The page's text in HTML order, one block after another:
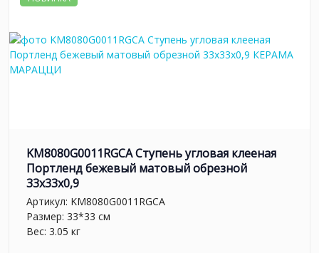
KM8080G0011RGCA Ступень угловая клееная
Портленд бежевый матовый обрезной
33x33x0,9
Артикул: KM8080G0011RGCA
Размер: 33*33 см
Вес: 3.05 кг